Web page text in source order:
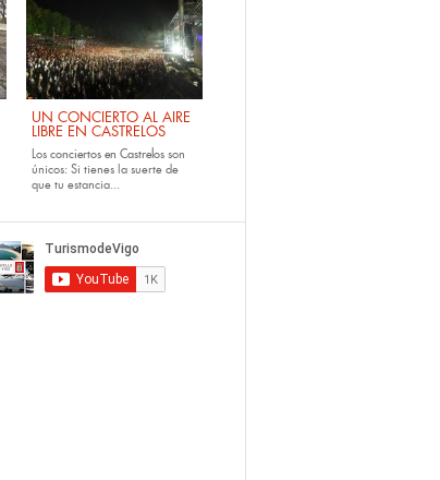
UN CONCIERTO AL AIRE
LIBRE EN CASTRELOS
Los conciertos en Castrelos son
únicos: Si tienes la suerte de
que tu estancia...